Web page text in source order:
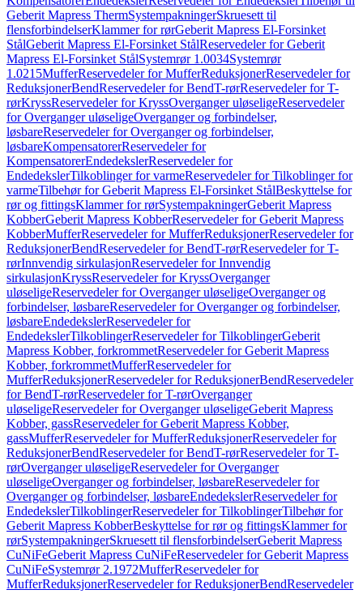
Geberit Mapress ThermSystempakningerSkruesett til
flensforbindelserKlammer for rørGeberit Mapress El-Forsinket
StålGeberit Mapress El-Forsinket StålReservedeler for Geberit
Mapress El-Forsinket StålSystemrør 1.0034Systemrør
1.0215MufferReservedeler for MufferReduksjonerReservedeler for
ReduksjonerBendReservedeler for BendT-rørReservedeler for T-
rørKryssReservedeler for KryssOverganger uløseligeReservedeler
for Overganger uløseligeOverganger og forbindelser,
løsbareReservedeler for Overganger og forbindelser,
løsbareKompensatorerReservedeler for
KompensatorerEndedekslerReservedeler for
EndedekslerTilkoblinger for varmeReservedeler for Tilkoblinger for
varmeTilbehør for Geberit Mapress El-Forsinket StålBeskyttelse for
rør og fittingsKlammer for rørSystempakningerGeberit Mapress
KobberGeberit Mapress KobberReservedeler for Geberit Mapress
KobberMufferReservedeler for MufferReduksjonerReservedeler for
ReduksjonerBendReservedeler for BendT-rørReservedeler for T-
rørInnvendig sirkulasjonReservedeler for Innvendig
sirkulasjonKryssReservedeler for KryssOverganger
uløseligeReservedeler for Overganger uløseligeOverganger og
forbindelser, løsbareReservedeler for Overganger og forbindelser,
løsbareEndedekslerReservedeler for
EndedekslerTilkoblingerReservedeler for TilkoblingerGeberit
Mapress Kobber, forkrommetReservedeler for Geberit Mapress
Kobber, forkrommetMufferReservedeler for
MufferReduksjonerReservedeler for ReduksjonerBendReservedeler
for BendT-rørReservedeler for T-rørOverganger
uløseligeReservedeler for Overganger uløseligeGeberit Mapress
Kobber, gassReservedeler for Geberit Mapress Kobber,
gassMufferReservedeler for MufferReduksjonerReservedeler for
ReduksjonerBendReservedeler for BendT-rørReservedeler for T-
rørOverganger uløseligeReservedeler for Overganger
uløseligeOverganger og forbindelser, løsbareReservedeler for
Overganger og forbindelser, løsbareEndedekslerReservedeler for
EndedekslerTilkoblingerReservedeler for TilkoblingerTilbehør for
Geberit Mapress KobberBeskyttelse for rør og fittingsKlammer for
rørSystempakningerSkruesett til flensforbindelserGeberit Mapress
CuNiFeGeberit Mapress CuNiFeReservedeler for Geberit Mapress
CuNiFeSystemrør 2.1972MufferReservedeler for
MufferReduksjonerReservedeler for ReduksjonerBendReservedeler